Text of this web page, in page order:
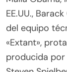
EE.UU.,
del equipo
«Extant»,
producida por